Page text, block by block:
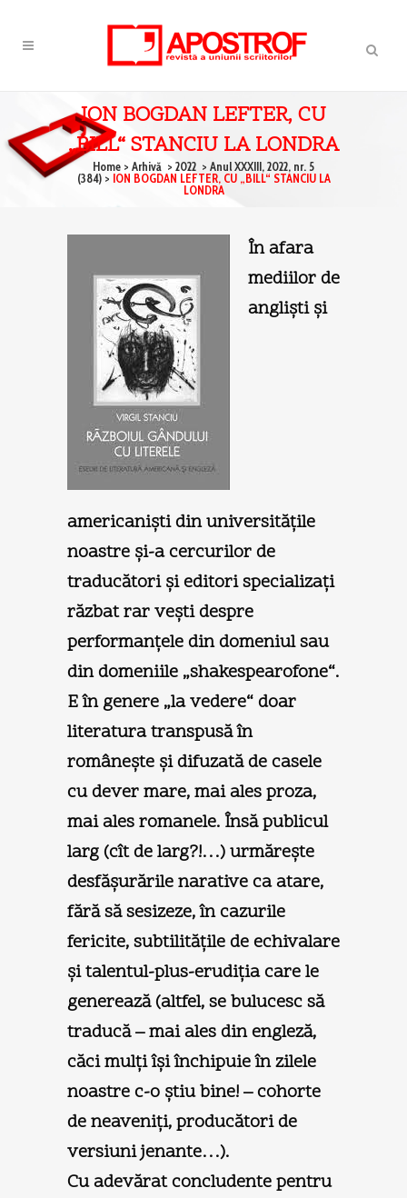
ION BOGDAN LEFTER, CU
„BILL“ STANCIU LA LONDRA
Home > Arhivă > 2022 > Anul XXXIII, 2022, nr. 5
(384)> ION BOGDAN LEFTER, CU „BILL“ STANCIU LA
LONDRA
În afara
mediilor de
anglişti şi
americanişti din universităţile
noastre şi-a cercurilor de
traducători şi editori specializaţi
răzbat rar veşti despre
performanţele din domeniul sau
din domeniile „shakespearofone“.
E în genere „la vedere“ doar
literatura transpusă în
româneşte şi difuzată de casele
cu dever mare, mai ales proza,
mai ales romanele. Însă publicul
larg (cît de larg?!…) urmăreşte
desfăşurările narative ca atare,
fără să sesizeze, în cazurile
fericite, subtilităţile de echivalare
şi talentul-plus-erudiţia care le
generează (altfel, se bulucesc să
traducă – mai ales din engleză,
căci mulţi îşi închipuie în zilele
noastre c-o ştiu bine! – cohorte
de neaveniţi, producători de
versiuni jenante…).
Cu adevărat concludente pentru